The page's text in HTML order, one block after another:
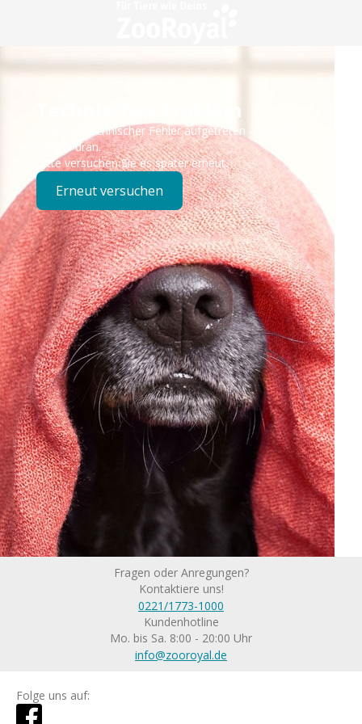
Technisches Problem
Es ist ein technischer Fehler aufgetreten – wir sind
bereits dran.
Bitte versuchen Sie es später erneut.
Erneut versuchen
Fragen oder Anregungen?
Kontaktiere uns!
0221/1773-1000
Kundenhotline
Mo. bis Sa. 8:00 - 20:00 Uhr
info@zooroyal.de
Folge uns auf: